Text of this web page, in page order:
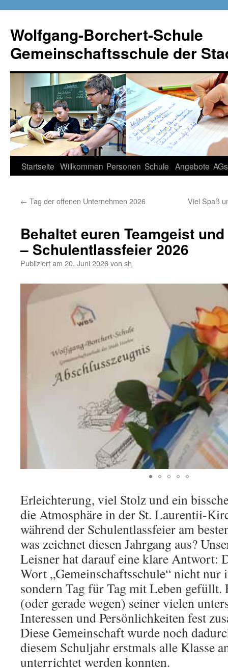
Wolfgang-Borchert-Schule
Gemeinschaftsschule der
Zum
springen
Startseite Willkommen Personen Schule Angebote AGs
← Tag der offenen Unternehmen 2026 Viel Spaß
Behaltet euren Teamgeist
– Schulentlassfeier 2026
Publiziert am 20. Juni 2026von sh
Erleichterung, viel Stolz und ein
die Atmosphäre in der St. Laurentii-
während der Schulentlassfeier am
was zeichnet diesen Jahrgang aus?
Leisner hat darauf eine klare Antwort:
Wort „Gemeinschaftsschule“ nicht nur
sondern Tag für Tag mit Leben gefüllt.
(oder gerade wegen) seiner vielen
Interessen und Persönlichkeiten fest
Diese Gemeinschaft wurde noch
diesem Schuljahr erstmals alle Klasse
unterrichtet werden konnten.